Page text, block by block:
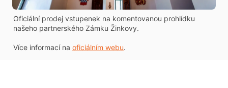
Oficiální prodej vstupenek na komentovanou prohlídku
našeho partnerského Zámku Žinkovy.
Více informací na oficiálním webu.